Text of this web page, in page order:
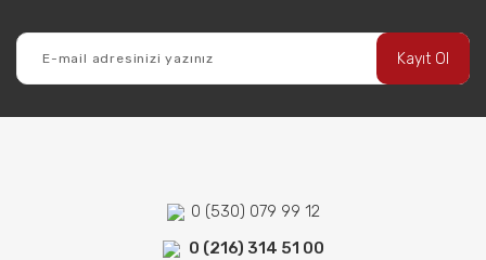
Kayıt Ol
0 (530) 079 99 12
0 (216) 314 51 00